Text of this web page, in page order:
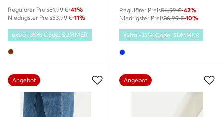
Regulärer Preis81,99 €-41%
Niedrigster Preis53,99 €-11%
extra -35% Code: SUMMER
Regulärer Preis56,99 €-42%
Niedrigster Preis36,99 €-10%
extra -35% Code: SUMMER
Angebot Angebot